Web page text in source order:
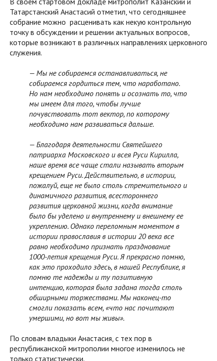
Татарстанский Анастасий отметил, что сегодняшнее
собрание можно расценивать как некую контрольную
точку в обсуждении и решении актуальных вопросов,
которые возникают в различных направлениях церковного
служения.
— Мы не собираемся останавливаться, не
собираемся гордиться тем, что наработано.
Но нам необходимо понять и осознать то, что
мы имеем для того, чтобы лучше
почувствовать тот вектор, по которому
необходимо нам развиваться дальше.
— Благодаря деятельности Святейшего
патриарха Московского и всея Руси Кирилла,
наше время все чаще стали называть вторым
крещением Руси. Действительно, в истории,
пожалуй, ещене было столь стремительного и
динамичного развития, всестороннего
развития церковной жизни, когда внимание
было бы уделено и внутреннему и внешнему ее
укреплению. Однако переломным моментом в
истории православия в истории 20 века все
равно необходимо признать празднование
1000-летия крещения Руси. Я прекрасно помню,
как это проходило здесь, в нашей Республике, я
помню те надежды и ту позитивную
интенцию, которая была задана тогда столь
обширными торжествами. Мы наконец-то
смогли показать всем, «что нас почитают
умершими, но вот мы живы».
По словам владыки Анастасия, с тех пор в
республиканской митрополии многое изменилось не
только статистически.